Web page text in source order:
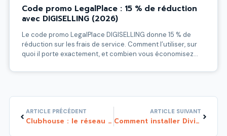
Code promo LegalPlace : 15 % de réduction
avec DIGISELLING (2026)
Le code promo LegalPlace DIGISELLING donne 15 % de
réduction sur les frais de service. Comment l’utiliser, sur
quoi il porte exactement, et combien vous économisez
Précédent
ARTICLE PRÉCÉDENT
Clubhouse : le réseau social du futur pour développer votre business en ligne ? Ce qu’il faut savoir…
ARTICLE SUIVANT
Comment installer Divi d’Elegant themes sur WordPress en moins de 3 minutes ? Tuto Divi débutant